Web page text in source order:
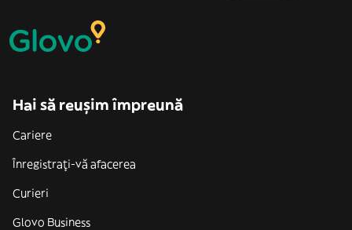
Hai să reușim împreună
Cariere
Înregistrați-vă afacerea
Curieri
Glovo Business